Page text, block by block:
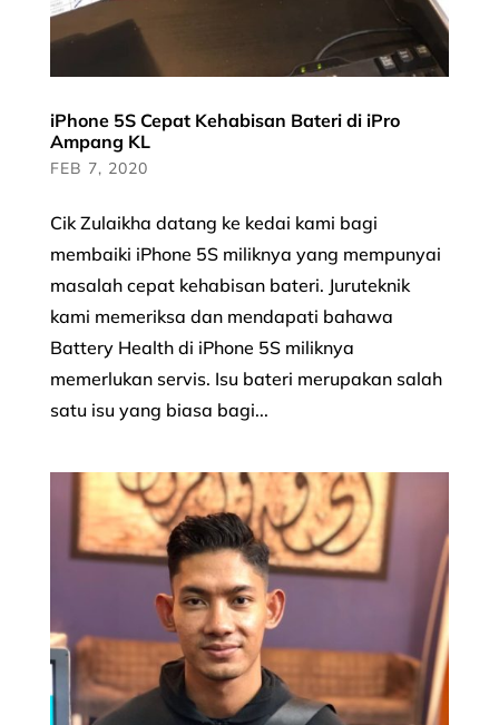
iPhone 5S Cepat Kehabisan Bateri di iPro
Ampang KL
FEB 7, 2020
Cik Zulaikha datang ke kedai kami bagi
membaiki iPhone 5S miliknya yang mempunyai
masalah cepat kehabisan bateri. Juruteknik
kami memeriksa dan mendapati bahawa
Battery Health di iPhone 5S miliknya
memerlukan servis. Isu bateri merupakan salah
satu isu yang biasa bagi...